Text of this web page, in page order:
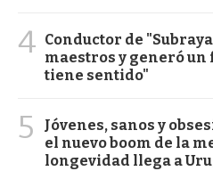
4 Conductor de
maestros y generó un
tiene sentido"
5
Jóvenes, sanos y
el nuevo boom de la
longevidad llega a